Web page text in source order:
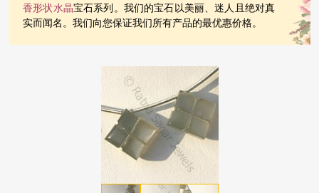
香形状水晶宝石系列。我们的宝石以美丽、迷人且绝对真
实而闻名。我们向您保证我们所有产品的最优惠价格。